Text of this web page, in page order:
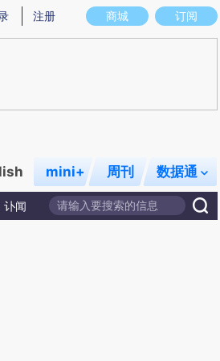
图存在偏差。不代表财新观点和立场。推荐点
商城 订阅
注册
mini+ 周刊 数据通
讣闻